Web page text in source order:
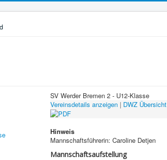
SV Werder Bremen 2 - U12-Klasse
Vereinsdetails anzeigen | DWZ Übersicht
Hinweis
Mannschaftsführerin: Caroline Detjen
Mannschaftsaufstellung